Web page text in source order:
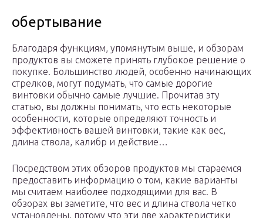
обертывание
Благодаря функциям, упомянутым выше, и обзорам
продуктов вы сможете принять глубокое решение о
покупке. Большинство людей, особенно начинающих
стрелков, могут подумать, что самые дорогие
винтовки обычно самые лучшие. Прочитав эту
статью, вы должны понимать, что есть некоторые
особенности, которые определяют точность и
эффективность вашей винтовки, такие как вес,
длина ствола, калибр и действие…
Посредством этих обзоров продуктов мы стараемся
предоставить информацию о том, какие варианты
мы считаем наиболее подходящими для вас. В
обзорах вы заметите, что вес и длина ствола четко
установлены, потому что эти две характеристики